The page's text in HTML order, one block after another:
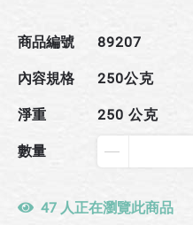
商品編號 89207
內容規格 250公克
淨重 250 公克
數量
47 人正在瀏覽此商品